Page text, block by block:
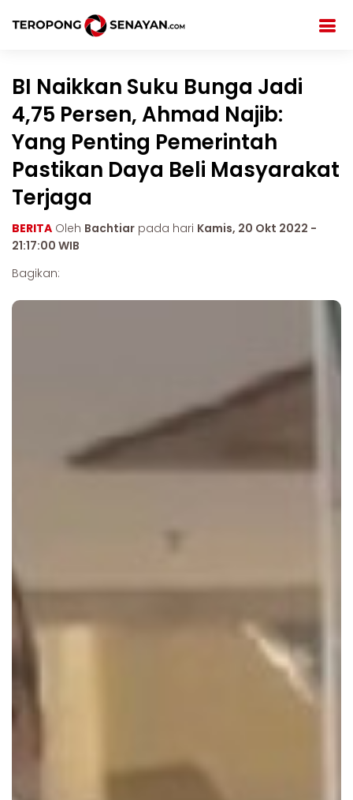
BI Naikkan Suku Bunga Jadi
4,75 Persen, Ahmad Najib:
Yang Penting Pemerintah
Pastikan Daya Beli Masyarakat
Terjaga
BERITA Oleh Bachtiar pada hari Kamis, 20 Okt 2022 -
21:17:00 WIB
Bagikan: